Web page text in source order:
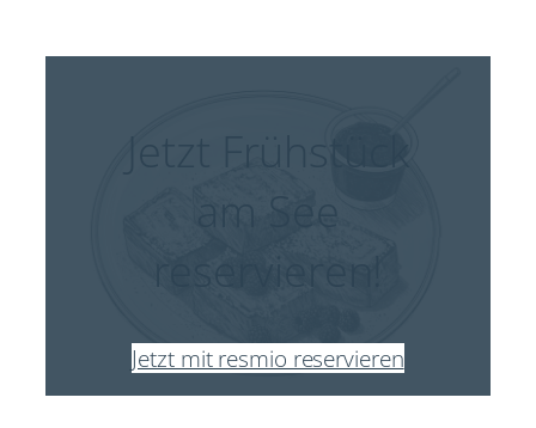
Jetzt mit resmio reservieren